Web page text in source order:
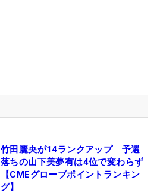
竹田麗央が14ランクアップ 予選
落ちの山下美夢有は4位で変わらず
【CMEグローブポイントランキン
グ】